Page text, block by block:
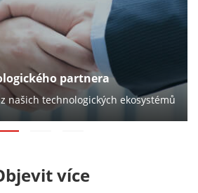
partnera
našich technologických ekosystémů
více